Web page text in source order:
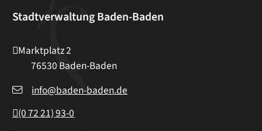
Stadtverwaltung Baden-Baden
Marktplatz 2
76530 Baden-Baden
info@baden-baden.de
(07221) 93-0